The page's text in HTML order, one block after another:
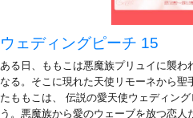
ウェディングピーチ 15
ある日、ももこは悪魔族プリュイに襲わ
なる。そこに現れた天使リモーネから聖
たももこは、 伝説の愛天使ウェディン
う。悪魔族から愛のウェーブを放つ恋